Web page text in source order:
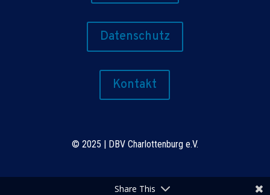
Datenschutz
Kontakt
© 2025 | DBV Charlottenburg e.V.
Share This